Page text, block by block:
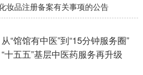
妆品注册备案有关事项的公告
从“馆馆有中医”到“15分钟服务圈”
“十五五”基层中医药服务再升级